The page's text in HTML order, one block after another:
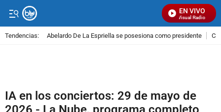
EN VIVO
Señal Visual Radio
Tendencias: Abelardo De La Espriella se posesiona como presidente
IA en los conciertos: 29 de mayo de